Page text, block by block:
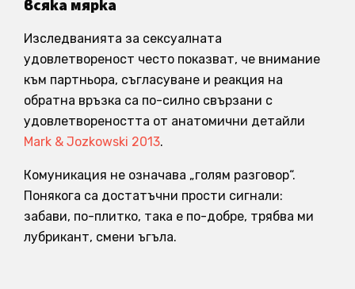
всяка мярка
Изследванията за сексуалната
удовлетвореност често показват, че внимание
към партньора, съгласуване и реакция на
обратна връзка са по-силно свързани с
удовлетвореността от анатомични детайли
Mark & Jozkowski 2013.
Комуникация не означава „голям разговор“.
Понякога са достатъчни прости сигнали:
забави, по-плитко, така е по-добре, трябва ми
лубрикант, смени ъгъла.